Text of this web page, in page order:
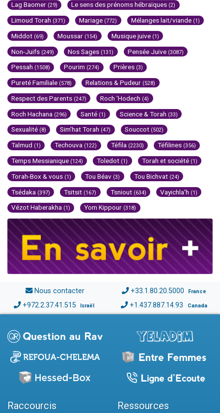
Lag Baomer (29) Le sens des prénoms hébraïques (2)
Limoud Torah (371) Mariage (772) Mélanges lait/viande (1)
Middot (69) Moussar (154) Musique juive (1)
Non-Juifs (249) Nos Sages (131) Pensée Juive (3087)
Pessah (1508) Pourim (274) Prières (3)
Pureté Familiale (578) Relations & Pudeur (528)
Respect des Parents (247) Roch 'Hodech (4)
Roch Hachana (296) Santé (1) Science & Torah (33)
Sexualité (8) Sim'hat Torah (47) Souccot (502)
Talmud (1) Techouva (122) Téfila (2230) Téfilines (356)
Temps Messianique (124) Toledot (1) Torah et société (1)
Torah-Box & vous (1) Tou Béav (3) Tou Bichvat (24)
Tsédaka (397) Tsitsit (167) Tsniout (634) Vayichla'h (1)
Vézot Haberakha (1) Yom Kippour (318)
Nous contacter +33.1.80.20.5000 France
+972.2.37.41.515 Israël +1.437.887.14.93 Canada
Raccourcis Ressources